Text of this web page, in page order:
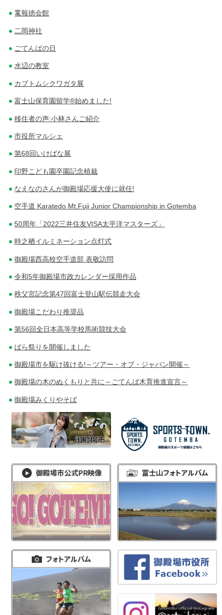
竃報徳会館
二岡神社
ごてんばの日
水辺の教室
カブトムシクワガタ展
富士山保育園留学®始めました!
移住者の声:小林さんご紹介
市役所マルシェ
第68回いけばな展
印野こども園卒園記念植栽
なえなのさんが御殿場応援大使に就任!
空手道 Karatedo Mt.Fuji Junior Championship in Gotemba
50周年「2022三井住友VISA太平洋マスターズ」
時之栖イルミネーション点灯式
御殿場西高校空手道部 表敬訪問
令和5年御殿場市政カレンダー採用作品
秩父宮記念第47回富士登山駅伝競走大会
御殿場こだわり推奨品
第56回全日本高等学校馬術競技大会
ばら祭りを開催しました
御殿場市を駆け抜ける!～ツアー・オブ・ジャパン開催～
御殿場の木のぬくもりと共に～ごてんば木育推進宣言～
御殿場みくりやそば